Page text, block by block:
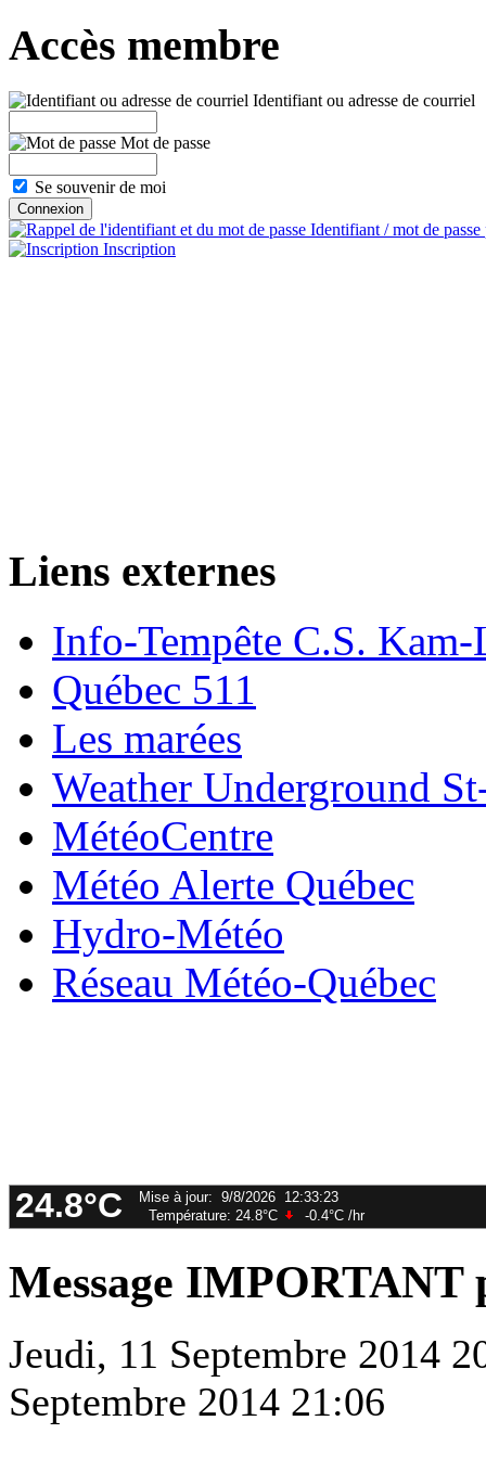
Accès membre
Identifiant ou adresse de courriel
Mot de passe
Se souvenir de moi
Identifiant / mot de passe
Inscription
Liens externes
Info-Tempête C.S.
Québec 511
Les marées
Weather Underground
MétéoCentre
Météo Alerte Québec
Hydro-Météo
Réseau Météo-Québec
Message IMPORTANT
Jeudi, 11 Septembre 2014
Septembre 2014 21:06